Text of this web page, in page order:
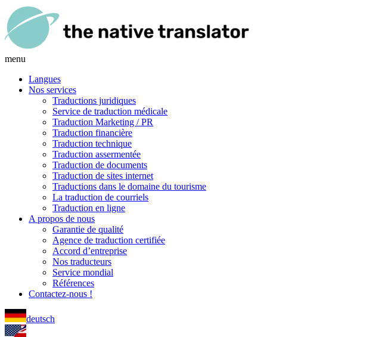
menu
Langues
Nos services
Traductions juridiques
Service de traduction médicale
Traduction Marketing / PR
Traduction financière
Traduction technique
Traduction assermentée
Traduction de documents
Traduction de sites internet
Traductions dans le domaine du tourisme
La traduction de courriels
Traduction en ligne
A propos de nous
Garantie de qualité
Agence de traduction certifiée
Accord d’entreprise
Nos traducteurs
Service mondial
Références
Contactez-nous !
deutsch